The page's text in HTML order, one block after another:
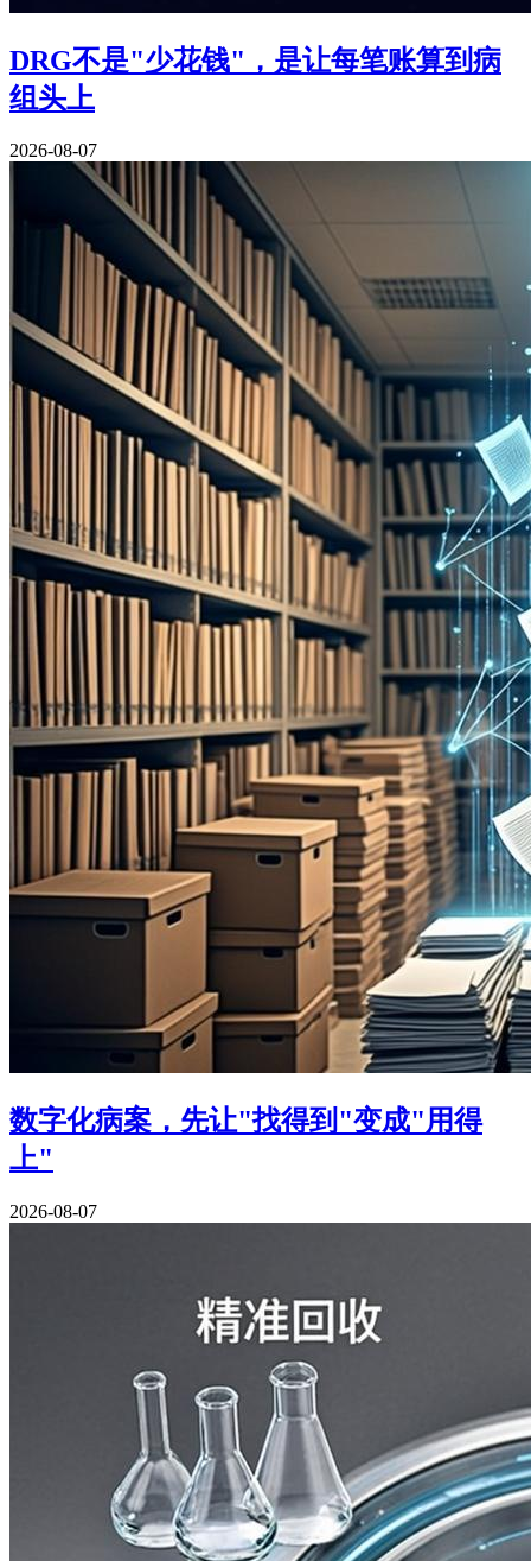
DRG不是"少花钱"，是让每笔账算到病
组头上
2026-08-07
数字化病案，先让"找得到"变成"用得
上"
2026-08-07